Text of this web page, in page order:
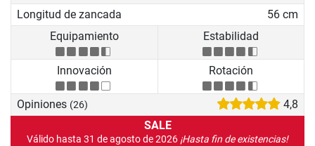
Longitud de zancada
56 cm
Equipamiento
Estabilidad
Innovación Rotación
Opiniones (26)
4,8
SALE
Válido hasta 31 de agosto de 2026 ¡Hasta fin de existencias!